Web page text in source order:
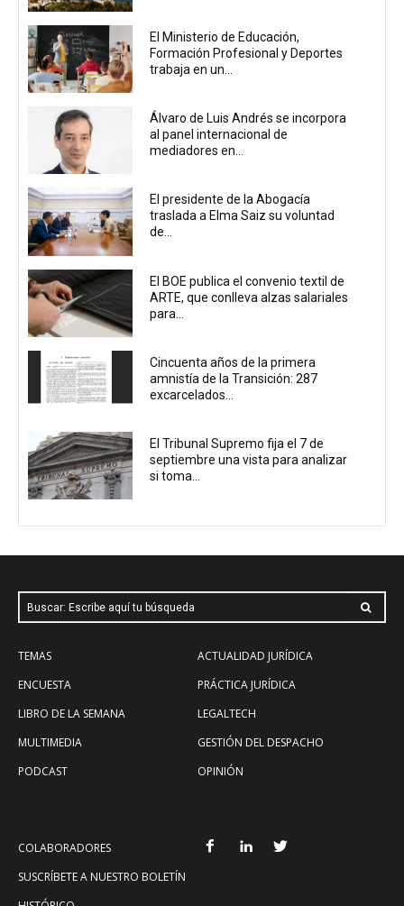
El Ministerio de Educación,
Formación Profesional y Deportes
trabaja en un...
Álvaro de Luis Andrés se incorpora
al panel internacional de
mediadores en...
El presidente de la Abogacía
traslada a Elma Saiz su voluntad
de...
El BOE publica el convenio textil de
ARTE, que conlleva alzas salariales
para...
Cincuenta años de la primera
amnistía de la Transición: 287
excarcelados...
El Tribunal Supremo fija el 7 de
septiembre una vista para analizar
si toma...
Buscar: Escribe aquí tu búsqueda
TEMAS
ENCUESTA
LIBRO DE LA SEMANA
MULTIMEDIA
PODCAST
ACTUALIDAD JURÍDICA
PRÁCTICA JURÍDICA
LEGALTECH
GESTIÓN DEL DESPACHO
OPINIÓN
COLABORADORES
SUSCRÍBETE A NUESTRO BOLETÍN